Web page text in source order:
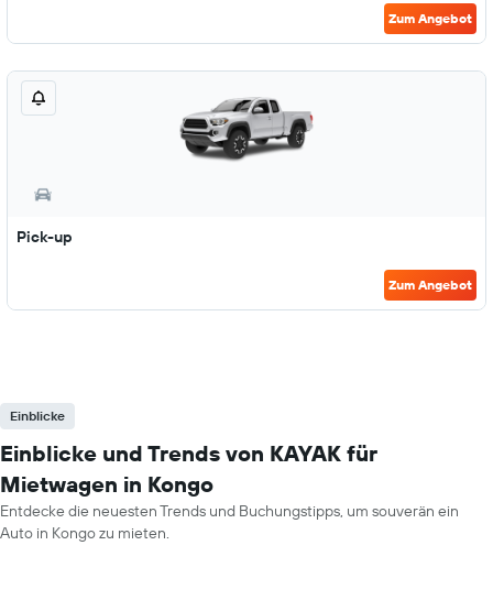
Zum Angebot
Pick-up
Zum Angebot
Einblicke
Einblicke und Trends von KAYAK für
Mietwagen in Kongo
Entdecke die neuesten Trends und Buchungstipps, um souverän ein
Auto in Kongo zu mieten.